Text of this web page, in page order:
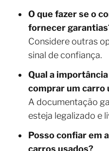
O que fazer se o
fornecer
Considere outras
sinal de confiança.
Qual a
comprar um carro
A documentação
esteja legalizado e
Posso confiar em
carros usados?